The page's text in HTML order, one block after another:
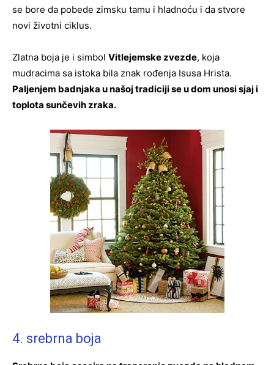
se bore da pobede zimsku tamu i hladnoću i da stvore
novi životni ciklus.
Zlatna boja je i simbol Vitlejemske zvezde, koja
mudracima sa istoka bila znak rođenja Isusa Hrista.
Paljenjem badnjaka u našoj tradiciji se u dom unosi sjaj i
toplota sunčevih zraka.
4. srebrna boja